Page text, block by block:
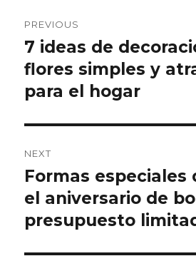
navigation
PREVIOUS
Previous
post:
7 ideas de
flores simples y
para el hogar
NEXT
Next
post:
Formas especiales
el aniversario de
presupuesto